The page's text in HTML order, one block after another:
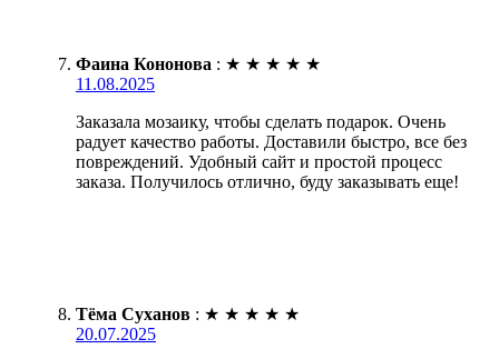
Фаина Кононова : ★ ★ ★ ★ ★
11.08.2025
Заказала мозаику, чтобы сделать подарок. Очень
радует качество работы. Доставили быстро, все без
повреждений. Удобный сайт и простой процесс
заказа. Получилось отлично, буду заказывать еще!
Тёма Суханов : ★ ★ ★ ★ ★
20.07.2025